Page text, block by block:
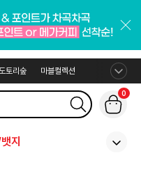
도토리숲 마블컬렉션
0
지